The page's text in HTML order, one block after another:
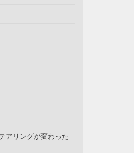
リングが変わった